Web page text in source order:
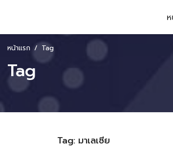
หน้าแรก Tag
Tag
Tag: มาเลเซีย